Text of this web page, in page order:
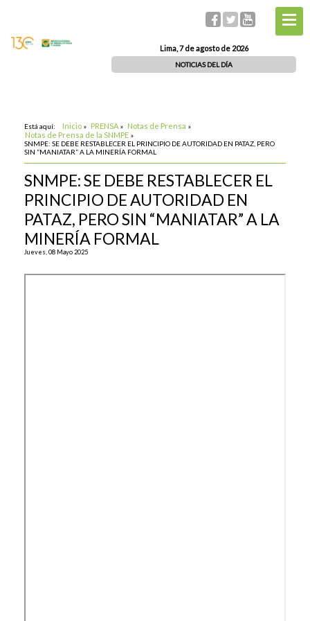
Lima, 7 de agosto de 2026
NOTICIAS DEL DÍA
Está aquí: Inicio » PRENSA » Notas de Prensa »
Notas de Prensa de la SNMPE »
SNMPE: SE DEBE RESTABLECER EL PRINCIPIO DE AUTORIDAD EN PATAZ, PERO
SIN “MANIATAR” A LA MINERÍA FORMAL
SNMPE: SE DEBE RESTABLECER EL
PRINCIPIO DE AUTORIDAD EN
PATAZ, PERO SIN “MANIATAR” A LA
MINERÍA FORMAL
Jueves, 08 Mayo 2025